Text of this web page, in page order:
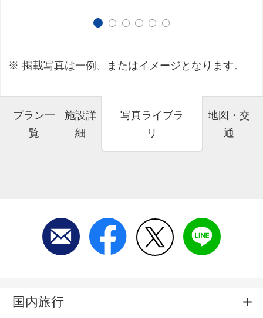
掲載写真は一例、またはイメージとなります。
プラン一
覧
施設詳
細
写真ライブラ
リ
地図・交
通
国内旅行